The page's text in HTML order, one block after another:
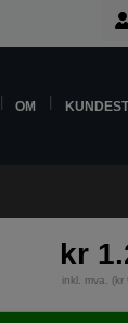
OM
kr
inkl. mva.